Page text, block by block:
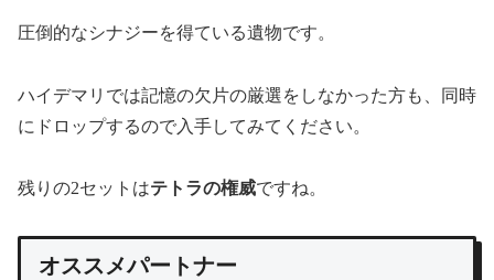
圧倒的なシナジーを得ている遺物です。
ハイデマリでは記憶の欠片の厳選をしなかった方も、同時
にドロップするので入手してみてください。
残りの2セットはテトラの権威ですね。
オススメパートナー